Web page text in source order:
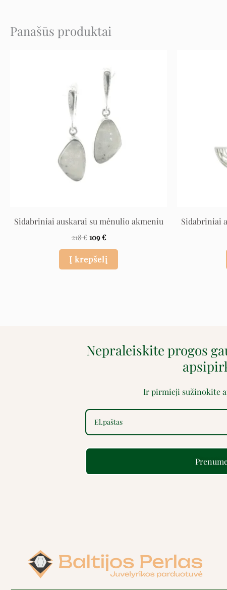
Panašūs produktai
Sidabriniai auskarai su mėnulio akmeniu
218€
218 €.
109€
is:
109 €.
Į krepšelį
Sidabriniai
Nepraleiskite progos
Ir pirmieji sužinokite